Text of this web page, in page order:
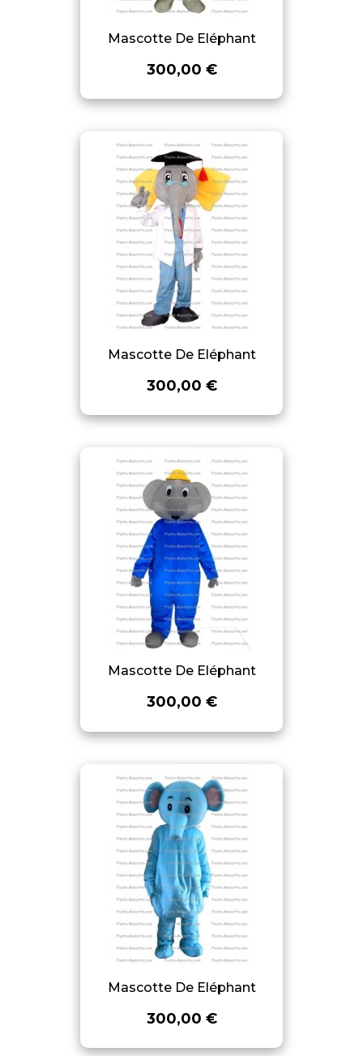
Mascotte De Eléphant
300,00 €
Mascotte De Eléphant
300,00 €
Mascotte De Eléphant
300,00 €
Mascotte De Eléphant
300,00 €